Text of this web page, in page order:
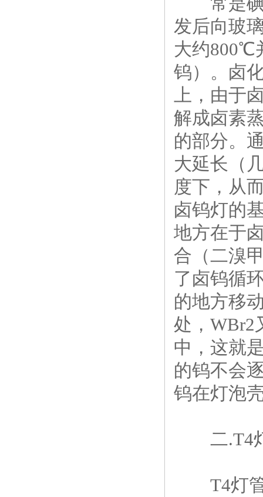
发后向玻
大约800℃
钨）。卤
上，由于
解成卤素
的部分。
大延长（
度下，从
卤钨灯的
地方在于
合（二溴
了卤钨循
的地方移
处，WBr2
中，这就
的钨不会
钨在灯泡
二.T4
T4灯管